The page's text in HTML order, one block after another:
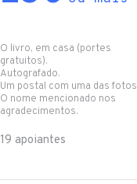
O livro, em casa (portes
gratuitos).
Autografado.
Um postal com uma das fotos
O nome mencionado nos
19 apoiantes